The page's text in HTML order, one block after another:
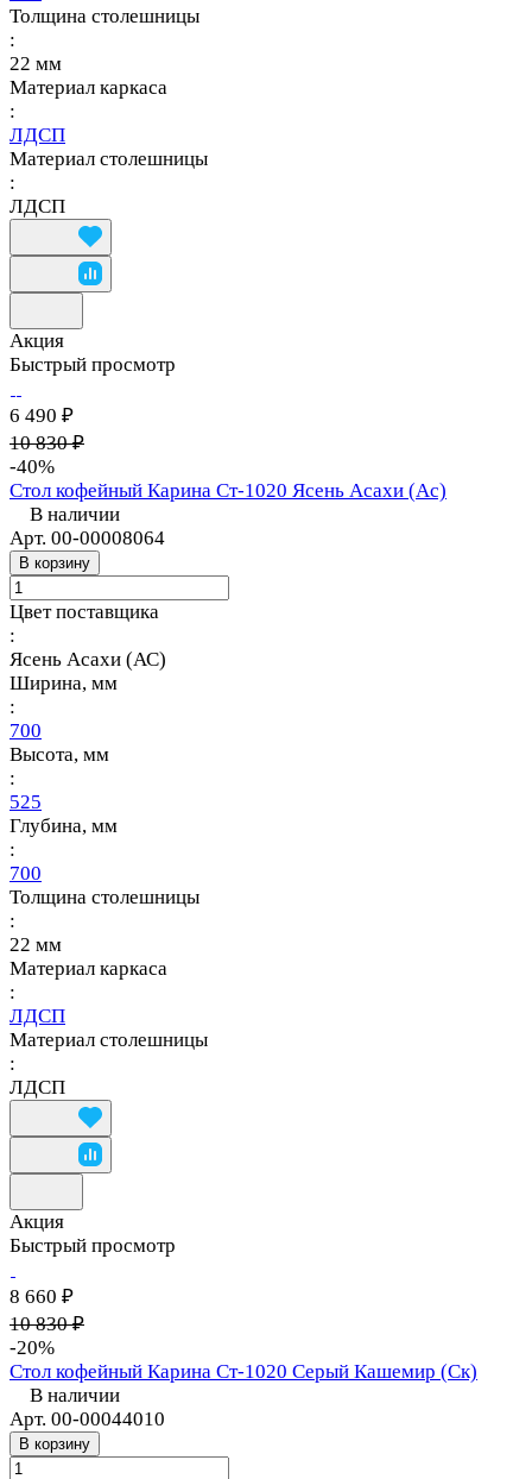
Толщина столешницы
:
22 мм
Материал каркаса
:
ЛДСП
Материал столешницы
:
ЛДСП
Акция
Быстрый просмотр
6 490 ₽
10 830 ₽
-40%
Стол кофейный Карина Ст-1020 Ясень Асахи (Ас)
В наличии
Арт. 00-00008064
В корзину
Цвет поставщика
:
Ясень Асахи (АС)
Ширина, мм
:
700
Высота, мм
:
525
Глубина, мм
:
700
Толщина столешницы
:
22 мм
Материал каркаса
:
ЛДСП
Материал столешницы
:
ЛДСП
Акция
Быстрый просмотр
8 660 ₽
10 830 ₽
-20%
Стол кофейный Карина Ст-1020 Серый Кашемир (Ск)
В наличии
Арт. 00-00044010
В корзину